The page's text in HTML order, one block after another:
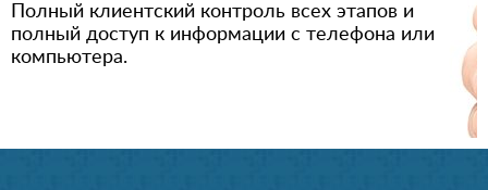
Полный клиентский контроль всех этапов и
полный доступ к информации с телефона или
компьютера.